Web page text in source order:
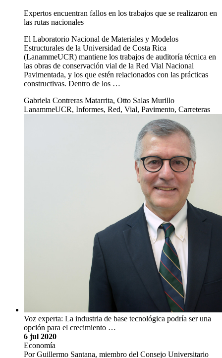
Expertos encuentran fallos en los trabajos que se realizaron en
las rutas nacionales
El Laboratorio Nacional de Materiales y Modelos
Estructurales de la Universidad de Costa Rica
(LanammeUCR) mantiene los trabajos de auditoría técnica en
las obras de conservación vial de la Red Vial Nacional
Pavimentada, y los que estén relacionados con las prácticas
constructivas. Dentro de los …
Gabriela Contreras Matarrita, Otto Salas Murillo
LanammeUCR, Informes, Red, Vial, Pavimento, Carreteras
Voz experta: La industria de base tecnológica podría ser una
opción para el crecimiento …
6 jul 2020
Economía
Por Guillermo Santana, miembro del Consejo Universitario